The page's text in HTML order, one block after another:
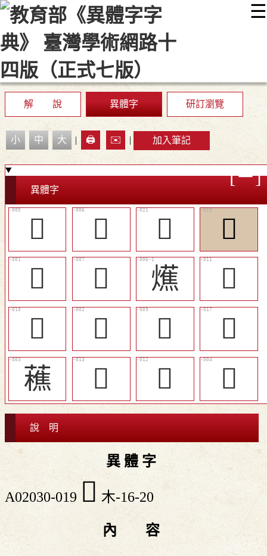
☰
::: 最新消息 常見問題 編輯說明
顯示模式
網站導覽
解 說 異體字 研訂瀏覽
小 中 大 | 🖨️ ✉️ | 加入筆記
異體字
󲹮 󲹯 󲹸
󲹷
𣟶
󲹰 爑
󲹳
󲹲
𦿕 󲹱
󲹶
藮
󲹵 󲹴 𧄡
說 明
異 體 字
A02030-019 󲹷 木-16-20
內 容